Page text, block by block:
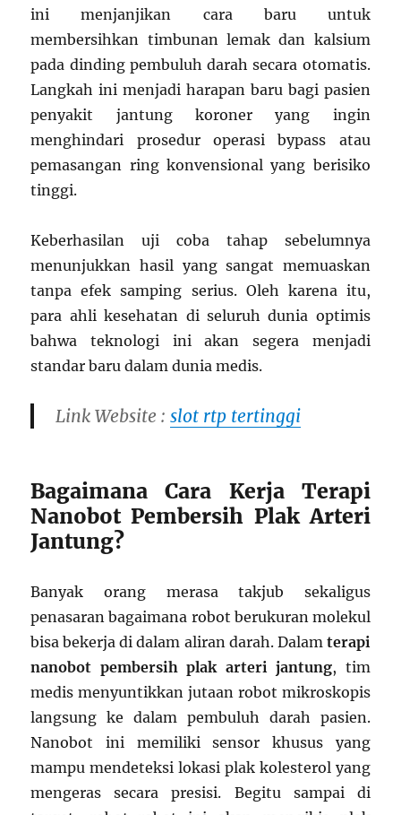
ini menjanjikan cara baru untuk
membersihkan timbunan lemak dan kalsium
pada dinding pembuluh darah secara otomatis.
Langkah ini menjadi harapan baru bagi pasien
penyakit jantung koroner yang ingin
menghindari prosedur operasi bypass atau
pemasangan ring konvensional yang berisiko
tinggi.
Keberhasilan uji coba tahap sebelumnya
menunjukkan hasil yang sangat memuaskan
tanpa efek samping serius. Oleh karena itu,
para ahli kesehatan di seluruh dunia optimis
bahwa teknologi ini akan segera menjadi
standar baru dalam dunia medis.
Link Website :slot rtp tertinggi
Bagaimana Cara Kerja Terapi
Nanobot Pembersih Plak Arteri
Jantung?
Banyak orang merasa takjub sekaligus
penasaran bagaimana robot berukuran molekul
bisa bekerja di dalam aliran darah. Dalam terapi
nanobot pembersih plak arteri jantung, tim
medis menyuntikkan jutaan robot mikroskopis
langsung ke dalam pembuluh darah pasien.
Nanobot ini memiliki sensor khusus yang
mampu mendeteksi lokasi plak kolesterol yang
mengeras secara presisi. Begitu sampai di